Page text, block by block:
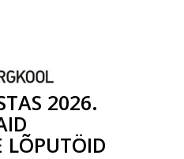
2026.
LÕPUTÖID